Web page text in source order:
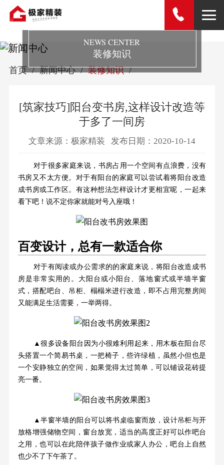
NEWS CENTER
装修知识
首页 新闻中心 装修知识
[筑家技巧]阳台变书房,这样设计改造等
于多了一间房
文章来源：极家精装 发布日期：2020-10-14
对于很多家庭来说，书房占用一个空间有点浪费，没有
书房又不太方便。对于有阳台的家庭可以尝试着将阳台改造
成书房或工作区。 有这种想法怎样设计才更相宜呢，一起来
看下吧！ 说不定你家就能对号入座哦！
百变设计，总有一款适合你
对于有阅读或办公需求的的家庭来说，将阳台改造成书
房是非常实用的。大阳台或小阳台、落地窗式或半墙半窗
式，搭配吧台、吊柜、榻榻米进行改造，即不占用完整房间
又能满足生活需要，一举两得。
▲很多设备阳台因为小很难利用起来，用木板在阳台尽
头搭置一个简易书桌，一把椅子，些许绿植，虽然小但也是
一个安静独立的空间，如果觉得太过简单，可以铺设花砖提
亮一番。
▲半窗半墙的阳台可以将书桌临窗而放，设计吊柜与开
放格增强储物空间，窗台放宽，适当的高度正好可以作吧台
之用，也可以在此陪伴孩子做作业或家人办公，吧台上自然
也少不了下午茶了。